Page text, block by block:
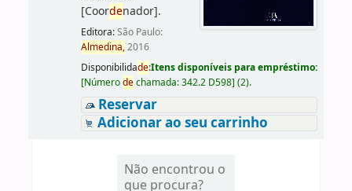
[Coordenador].
Editora:São Paulo:
Almedina,2016
Disponibilidade:Itens disponíveis para empréstimo:
[Númerodechamada:342.2 D598] (2).
Reservar
Adicionar ao seu carrinho
Não encontrou o
que procura?